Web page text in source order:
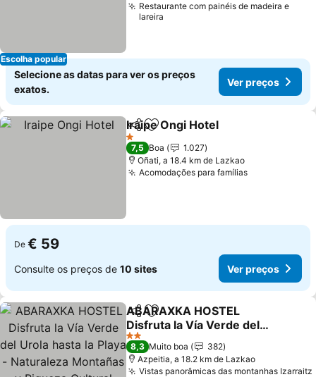
Escolha popular
Restaurante com painéis de madeira e
lareira
Selecione as datas para ver os preços
exatos.
Ver preços
PartilharAdicionar aos favoritos
Iraipe Ongi Hotel
1 Estrelas
7,5 Boa
1.027
Oñati, a 18.4 km de Lazkao
Acomodações para famílias
De € 59
Consulte os preços de 10 sites Ver preços
PartilharAdicionar aos favoritos
ABARAXKA HOSTEL
Disfruta la Vía Verde del
Urola hasta la Playa -
Naturaleza Montañas y
Riqueza Cultural
2 Estrelas
8,3 Muito boa
382
Azpeitia, a 18.2 km de Lazkao
Vistas panorâmicas das montanhas Izarraitz